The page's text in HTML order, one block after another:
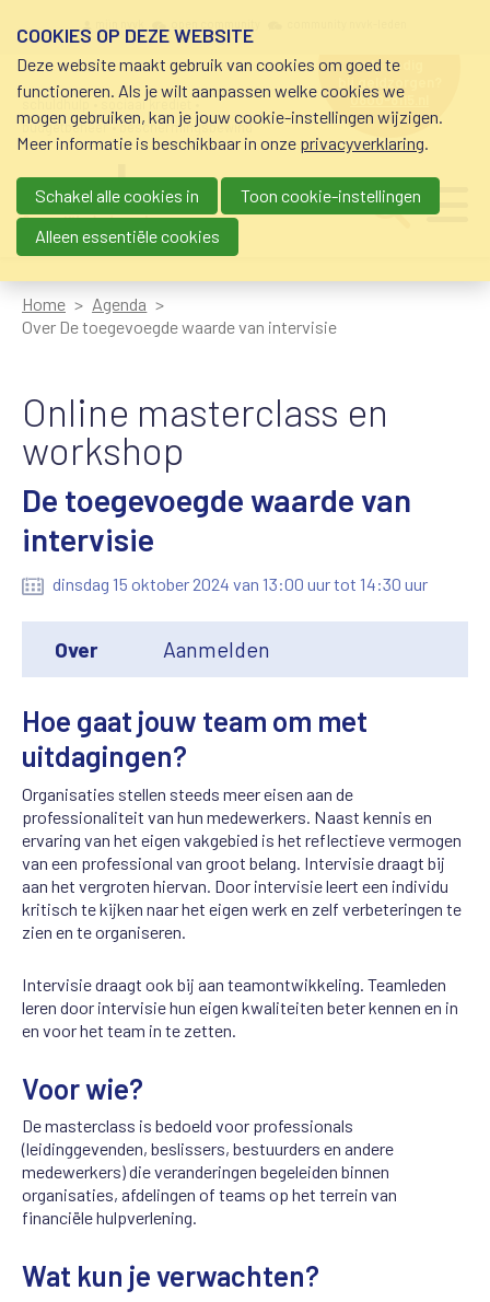
schuldhulp • sociaal krediet •
budgetbeheer • beschermingsbewind
hulp nodig
bij geldzorgen?
0800-8115.nl
Main navigation
Home
Agenda
Over De toegevoegde waarde van intervisie
Online masterclass en
workshop
De toegevoegde waarde van
intervisie
dinsdag 15 oktober 2024 van 13:00 uur tot 14:30 uur
Over Aanmelden
Hoe gaat jouw team om met
uitdagingen?
Organisaties stellen steeds meer eisen aan de
professionaliteit van hun medewerkers. Naast kennis en
ervaring van het eigen vakgebied is het reflectieve vermogen
van een professional van groot belang. Intervisie draagt bij
aan het vergroten hiervan. Door intervisie leert een individu
kritisch te kijken naar het eigen werk en zelf verbeteringen te
zien en te organiseren.
Intervisie draagt ook bij aan teamontwikkeling. Teamleden
leren door intervisie hun eigen kwaliteiten beter kennen en in
en voor het team in te zetten.
Voor wie?
De masterclass is bedoeld voor professionals
(leidinggevenden, beslissers, bestuurders en andere
medewerkers) die veranderingen begeleiden binnen
organisaties, afdelingen of teams op het terrein van
financiële hulpverlening.
Wat kun je verwachten?
COOKIES OP DEZE WEBSITE
Deze website maakt gebruik van cookies om goed te
functioneren. Als je wilt aanpassen welke cookies we
mogen gebruiken, kan je jouw cookie-instellingen wijzigen.
Meer informatie is beschikbaar in onze privacyverklaring.
Schakel alle cookies in
Toon cookie-instellingen
Alleen essentiële cookies